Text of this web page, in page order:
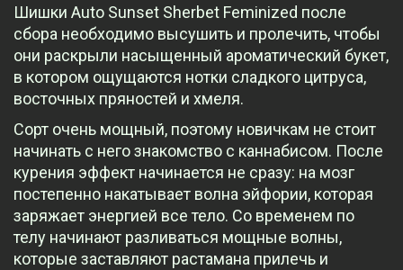
Шишки Auto Sunset Sherbet Feminized после
сбора необходимо высушить и пролечить, чтобы
они раскрыли насыщенный ароматический букет,
в котором ощущаются нотки сладкого цитруса,
восточных пряностей и хмеля.
Сорт очень мощный, поэтому новичкам не стоит
начинать с него знакомство с каннабисом. После
курения эффект начинается не сразу: на мозг
постепенно накатывает волна эйфории, которая
заряжает энергией все тело. Со временем по
телу начинают разливаться мощные волны,
которые заставляют растамана прилечь и